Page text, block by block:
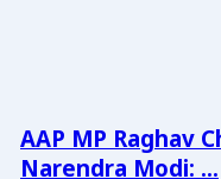
AAP MP Raghav
Narendra Modi: ...